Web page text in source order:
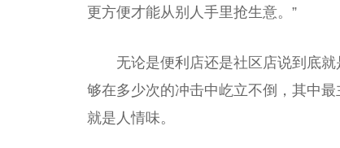
更方便才能从别人手里抢生意。”
无论是便利店还是社区店说到底
够在多少次的冲击中屹立不倒，其中
就是人情味。